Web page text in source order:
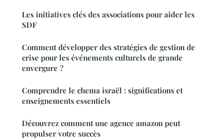
Les initiatives clés des associations pour aider les
SDF
Comment développer des stratégies de gestion de
crise pour les événements culturels de grande
envergure ?
Comprendre le chema israël : significations et
enseignements essentiels
Découvrez comment une agence amazon peut
propulser votre succès